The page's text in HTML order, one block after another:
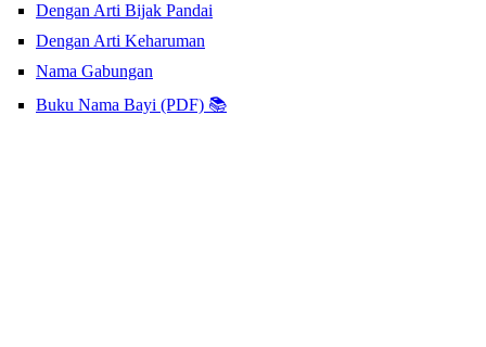
Dengan Arti Bijak Pandai
Dengan Arti Keharuman
Nama Gabungan
Buku Nama Bayi (PDF) 📚